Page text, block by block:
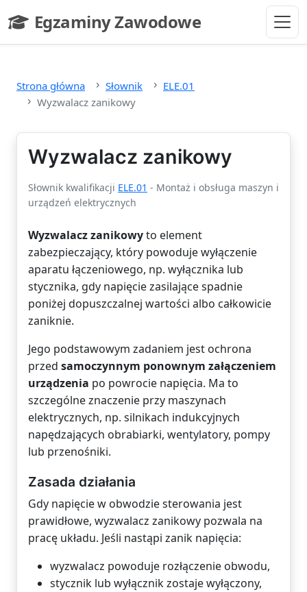
Egzaminy Zawodowe
- strona główna
Strona główna Słownik
ELE.01
Wyzwalacz zanikowy
Wyzwalacz zanikowy
Słownik kwalifikacji ELE.01 - Montaż i obsługa maszyn i
urządzeń elektrycznych
Wyzwalacz zanikowyto element
zabezpieczający, który powoduje wyłączenie
aparatu łączeniowego, np. wyłącznika lub
stycznika, gdy napięcie zasilające spadnie
poniżej dopuszczalnej wartości albo całkowicie
zaniknie.
Jego podstawowym zadaniem jest ochrona
przed samoczynnym ponownym załączeniem
urządzenia po powrocie napięcia. Ma to
szczególne znaczenie przy maszynach
elektrycznych, np. silnikach indukcyjnych
napędzających obrabiarki, wentylatory, pompy
lub przenośniki.
Zasada działania
Gdy napięcie w obwodzie sterowania jest
prawidłowe, wyzwalacz zanikowy pozwala na
pracę układu. Jeśli nastąpi zanik napięcia:
wyzwalacz powoduje rozłączenie obwodu,
stycznik lub wyłącznik zostaje wyłączony,